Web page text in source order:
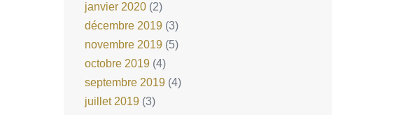
janvier 2020(2)
décembre 2019(3)
novembre 2019(5)
octobre 2019(4)
septembre 2019(4)
juillet 2019(3)